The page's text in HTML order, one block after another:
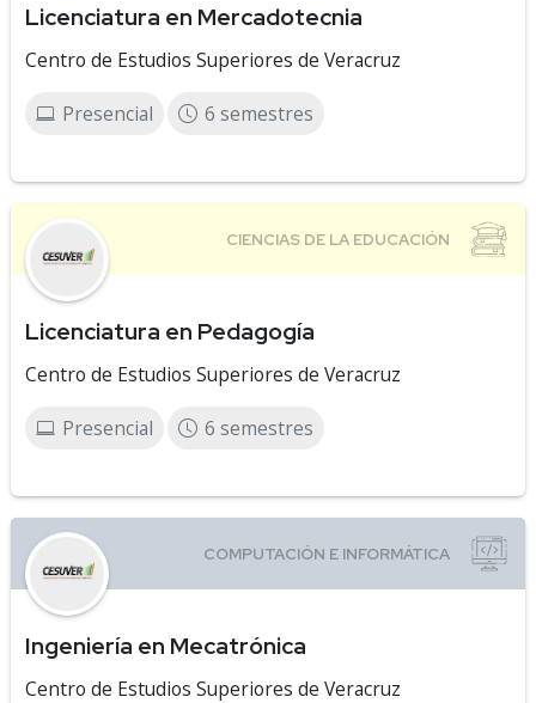
Licenciatura en Mercadotecnia
Centro de Estudios Superiores de Veracruz
Presencial 6 semestres
Licenciatura en Pedagogía
Centro de Estudios Superiores de Veracruz
Presencial 6 semestres
Ingeniería en Mecatrónica
Centro de Estudios Superiores de Veracruz